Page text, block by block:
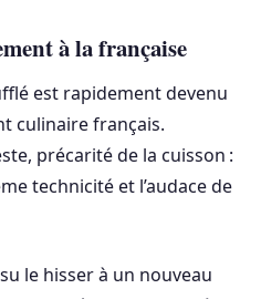
à la française
est rapidement devenu
culinaire français.
précarité de la cuisson :
technicité et l’audace de
le hisser à un nouveau